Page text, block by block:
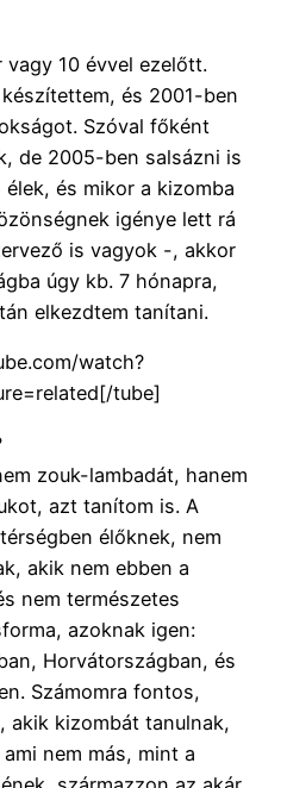
vagy 10 évvel ezelőtt.
és 2001-ben
Szóval főként
de 2005-ben salsázni is
és mikor a kizomba
igénye lett rá
is vagyok -, akkor
úgy kb. 7 hónapra,
elkezdtem tanítani.
watch?
tube]
zouk-lambadát, hanem
azt tanítom is. A
élőknek, nem
akik nem ebben a
nem természetes
azoknak igen:
Horvátországban, és
Számomra fontos,
akik kizombát tanulnak,
nem más, mint a